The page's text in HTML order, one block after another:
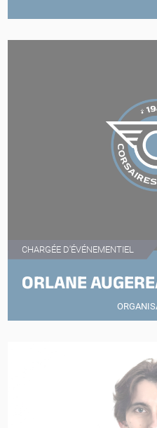
ORLANE
CHARGÉE D'ÉVÉNEMENTIEL